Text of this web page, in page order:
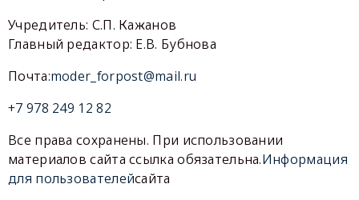
Учредитель: С.П. Кажанов
Главный редактор: Е.В. Бубнова
Почта:moder_forpost@mail.ru
+7 978 249 12 82
Все права сохранены. При использовании
материалов сайта ссылка обязательна.Информация
для пользователейсайта